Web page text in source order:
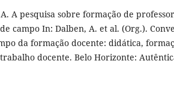
A pesquisa sobre formação de
campo In: Dalben, A. et al. (Org.).
da formação docente: didática,
docente. Belo Horizonte: